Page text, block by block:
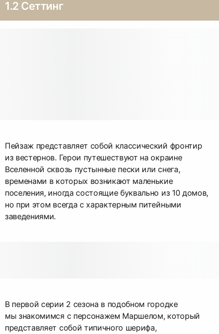
1.2 Сеттинг
Пейзаж представляет собой классический фронтир
из вестернов. Герои путешествуют на окраине
Вселенной сквозь пустынные пески или снега,
временами в которых возникают маленькие
поселения, иногда состоящие буквально из 10 домов,
но при этом всегда с характерным питейными
заведениями.
В первой серии 2 сезона в подобном городке
мы знакомимся с персонажем Маршелом, который
представляет собой типичного шерифа,